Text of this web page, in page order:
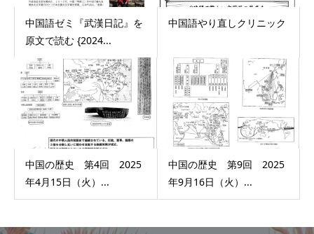
中国語ゼミ『武漢日記』を
原文で読む {2024...
中国語やり直しクリニック
中国の歴史 第4回 2025
年4月15日（火）...
中国の歴史 第9回 2025
年9月16日（火）...